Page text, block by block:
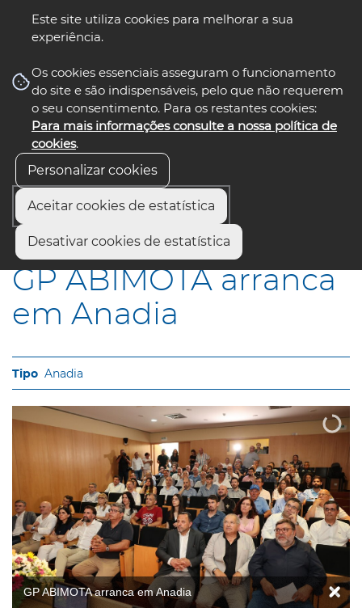
Este site utiliza cookies para melhorar a sua
experiência.
Os cookies essenciais asseguram o funcionamento
do site e são indispensáveis, pelo que não requerem
o seu consentimento. Para os restantes cookies:
Para mais informações consulte a nossa política de
cookies.
Personalizar cookies
Aceitar cookies de estatística
Desativar cookies de estatística
nos select language
Início GP ABIMOTA arranca em Anadia
GP ABIMOTA arranca
em Anadia
Anadia
GP ABIMOTA arranca em Anadia